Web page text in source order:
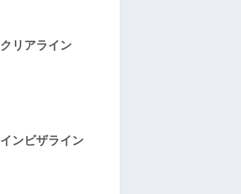
クリアライン
インビザライン